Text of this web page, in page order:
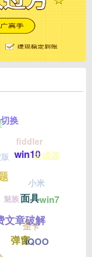
文章破解
弹窗
面具
win10
iQOO
win7
生成器
切换
歪卡
小米
fiddler
魅族